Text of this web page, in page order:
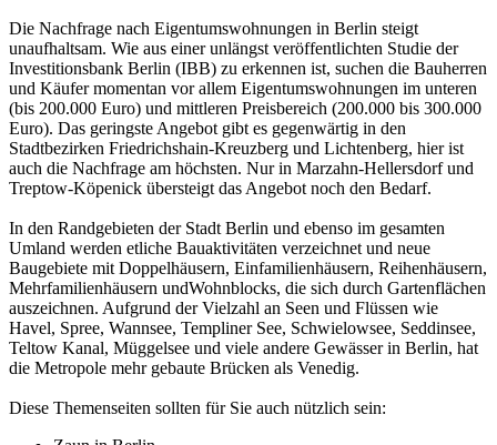
Die Nachfrage nach Eigentumswohnungen in Berlin steigt
unaufhaltsam. Wie aus einer unlängst veröffentlichten Studie der
Investitionsbank Berlin (IBB) zu erkennen ist, suchen die Bauherren
und Käufer momentan vor allem Eigentumswohnungen im unteren
(bis 200.000 Euro) und mittleren Preisbereich (200.000 bis 300.000
Euro). Das geringste Angebot gibt es gegenwärtig in den
Stadtbezirken Friedrichshain-Kreuzberg und Lichtenberg, hier ist
auch die Nachfrage am höchsten. Nur in Marzahn-Hellersdorf und
Treptow-Köpenick übersteigt das Angebot noch den Bedarf.
In den Randgebieten der Stadt Berlin und ebenso im gesamten
Umland werden etliche Bauaktivitäten verzeichnet und neue
Baugebiete mit Doppelhäusern, Einfamilienhäusern, Reihenhäusern,
Mehrfamilienhäusern undWohnblocks, die sich durch Gartenflächen
auszeichnen. Aufgrund der Vielzahl an Seen und Flüssen wie
Havel, Spree, Wannsee, Templiner See, Schwielowsee, Seddinsee,
Teltow Kanal, Müggelsee und viele andere Gewässer in Berlin, hat
die Metropole mehr gebaute Brücken als Venedig.
Diese Themenseiten sollten für Sie auch nützlich sein: